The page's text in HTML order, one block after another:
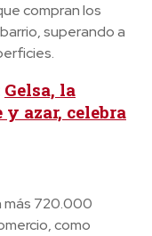
compran los
superando a
Gelsa, la
y azar, celebra
más 720.000
como